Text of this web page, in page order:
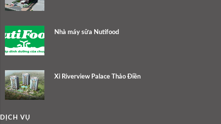
Nhà máy sữa Nutifood
Xi Riverview Palace Thảo Điền
DỊCH VỤ